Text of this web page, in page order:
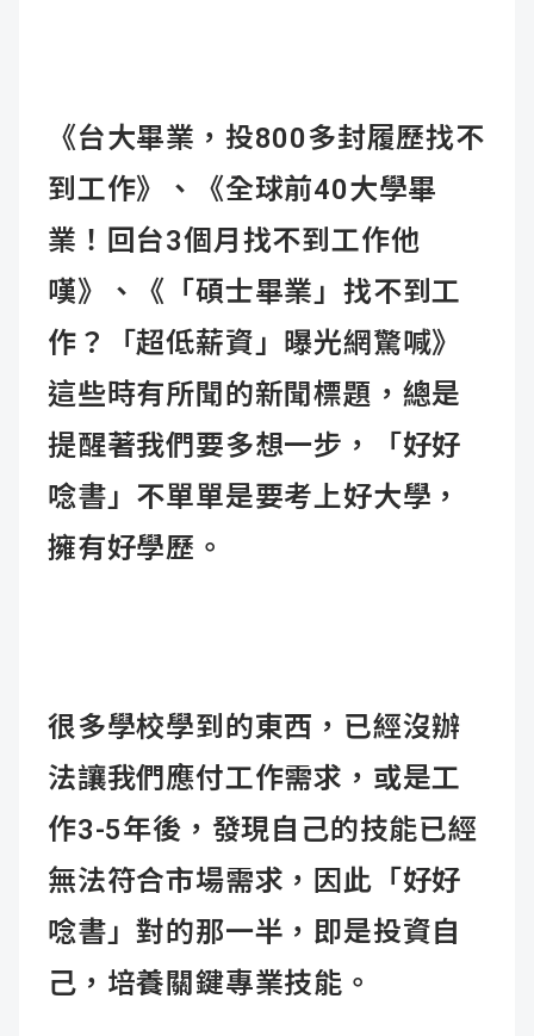
《台大畢業，投800多封履歷找不
到工作》、《全球前40大學畢
業！回台3個月找不到工作他
嘆》、《「碩士畢業」找不到工
作？「超低薪資」曝光網驚喊》
這些時有所聞的新聞標題，總是
提醒著我們要多想一步，「好好
唸書」不單單是要考上好大學，
擁有好學歷。
很多學校學到的東西，已經沒辦
法讓我們應付工作需求，或是工
作3-5年後，發現自己的技能已經
無法符合市場需求，因此「好好
唸書」對的那一半，即是投資自
己，培養關鍵專業技能。